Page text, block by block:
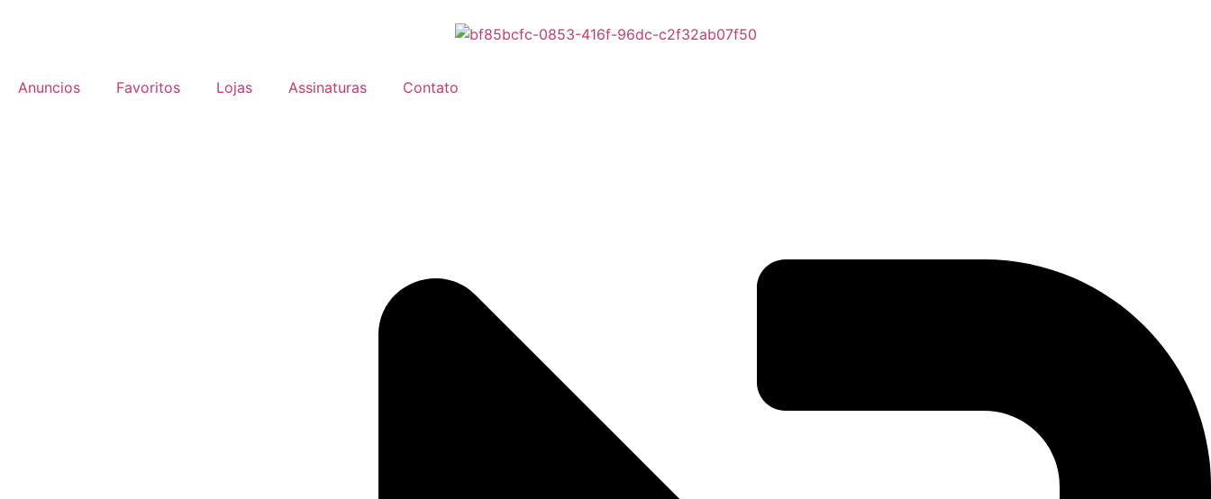
Anuncios Favoritos Lojas Assinaturas Contato